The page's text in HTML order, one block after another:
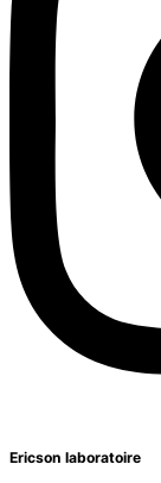
Ericson laboratoire